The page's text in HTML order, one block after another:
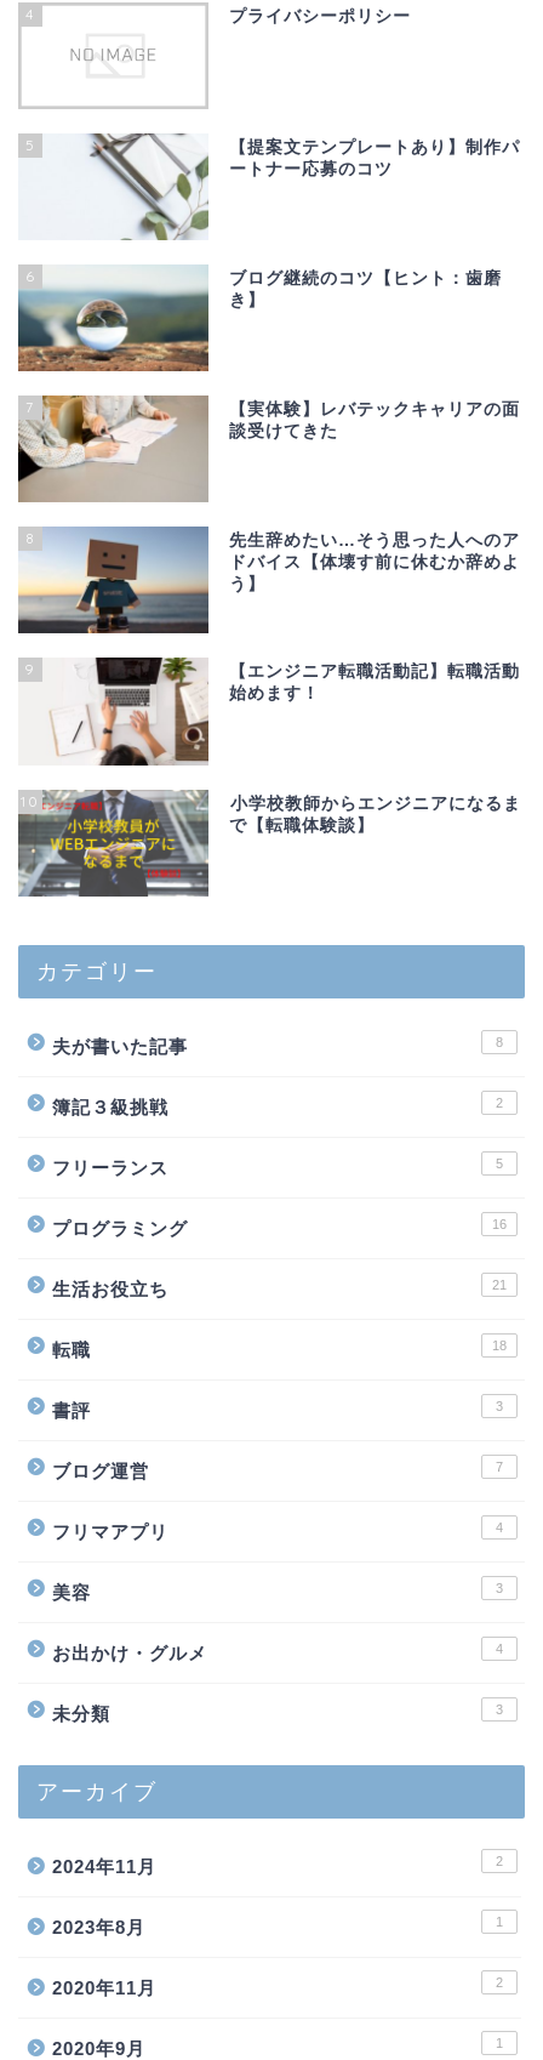
4 プライバシーポリシー
5
【提案文テンプレートあり】制作パ
ートナー応募のコツ
6
ブログ継続のコツ【ヒント：歯磨
き】
7
【実体験】レバテックキャリアの面
談受けてきた
8
先生辞めたい…そう思った人へのア
ドバイス【体壊す前に休むか辞めよ
う】
9
【エンジニア転職活動記】転職活動
始めます！
10
小学校教師からエンジニアになるま
で【転職体験談】
カテゴリー
夫が書いた記事 8
簿記３級挑戦 2
フリーランス 5
プログラミング 16
生活お役立ち 21
転職 18
書評 3
ブログ運営 7
フリマアプリ 4
美容 3
お出かけ・グルメ 4
未分類 3
アーカイブ
2024年11月 2
2023年8月 1
2020年11月 2
2020年9月 1